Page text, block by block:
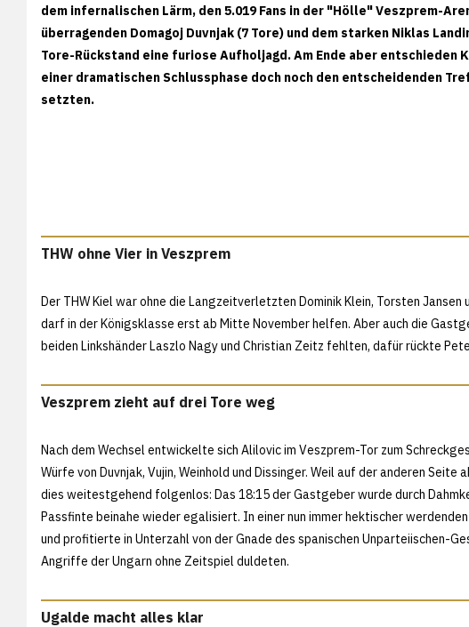
dem infernalischen Lärm, den 5.019 Fans in der "Hölle" Veszprem-
überragenden Domagoj Duvnjak (7 Tore) und dem starken Niklas
Tore-Rückstand eine furiose Aufholjagd. Am Ende aber entschieden
einer dramatischen Schlussphase doch noch den entscheidenden
setzten.
THW ohne Vier in Veszprem
Der THW Kiel war ohne die Langzeitverletzten Dominik Klein, Torsten
darf in der Königsklasse erst ab Mitte November helfen. Aber auch die
beiden Linkshänder Laszlo Nagy und Christian Zeitz fehlten, dafür rückte
Veszprem zieht auf drei Tore weg
Nach dem Wechsel entwickelte sich Alilovic im Veszprem-Tor zum
Würfe von Duvnjak, Vujin, Weinhold und Dissinger. Weil auf der anderen
dies weitestgehend folgenlos: Das 18:15 der Gastgeber wurde durch
Passfinte beinahe wieder egalisiert. In einer nun immer hektischer
und profitierte in Unterzahl von der Gnade des spanischen Unparteiischen-
Angriffe der Ungarn ohne Zeitspiel duldeten.
Ugalde macht alles klar